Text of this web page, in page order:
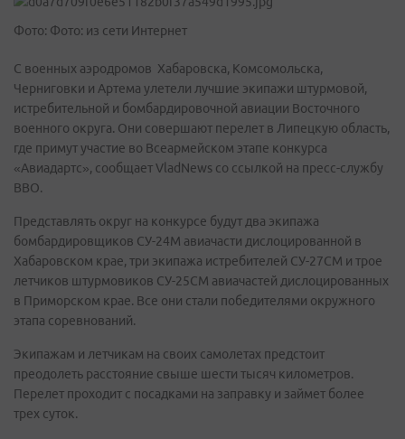
Фото: Фото: из сети Интернет
С военных аэродромов Хабаровска, Комсомольска,
Черниговки и Артема улетели лучшие экипажи штурмовой,
истребительной и бомбардировочной авиации Восточного
военного округа. Они совершают перелет в Липецкую область,
где примут участие во Всеармейском этапе конкурса
«Авиадартс», сообщает VladNews со ссылкой на пресс-службу
ВВО.
Представлять округ на конкурсе будут два экипажа
бомбардировщиков СУ-24М авиачасти дислоцированной в
Хабаровском крае, три экипажа истребителей СУ-27СМ и трое
летчиков штурмовиков СУ-25СМ авиачастей дислоцированных
в Приморском крае. Все они стали победителями окружного
этапа соревнований.
Экипажам и летчикам на своих самолетах предстоит
преодолеть расстояние свыше шести тысяч километров.
Перелет проходит с посадками на заправку и займет более
трех суток.